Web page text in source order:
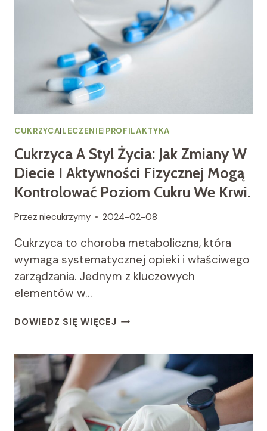
OBJAWACH,
LECZENIU
I
PROFILAKTYCE.
CUKRZYCA|LECZENIE|PROFILAKTYKA
Cukrzyca A Styl Życia: Jak Zmiany W
Diecie I Aktywności Fizycznej Mogą
Kontrolować Poziom Cukru We Krwi.
Przez niecukrzymy 2024-02-08
Cukrzyca to choroba metaboliczna, która
wymaga systematycznej opieki i właściwego
zarządzania. Jednym z kluczowych
elementów w…
DOWIEDZ SIĘ WIĘCEJ CUKRZYCA
ŻYCIA:
JAK
W
DIECIE
I